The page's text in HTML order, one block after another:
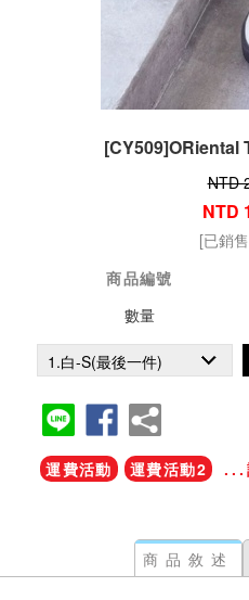
[CY509]ORiental
NTD
NTD
[已銷
商品編號
數量
運費活動 運費活動2 ...
商品敘述